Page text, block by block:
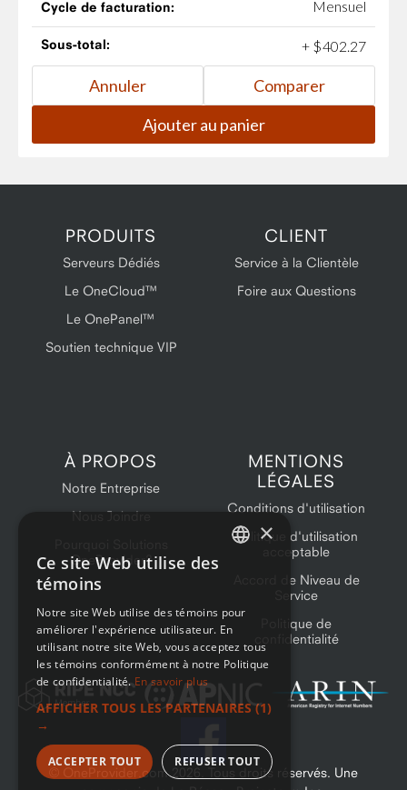
Cycle de facturation: Mensuel
Sous-total: + $402.27
PRODUITS
Serveurs Dédiés
Le OneCloud™
Le OnePanel™
Soutien technique VIP
CLIENT
Service à la Clientèle
Foire aux Questions
À PROPOS
Notre Entreprise
Nous Joindre
OneProvider?
MENTIONS
LÉGALES
Conditions d'utilisation
Politique d'utilisation
acceptable
Accord de Niveau de
Service
Politique de
confidentialité
© OneProvider.com
. Tous droits réservés. Une
×
Ce site Web utilise des
témoins
Notre site Web utilise des témoins pour
améliorer l'expérience utilisateur. En
utilisant notre site Web, vous acceptez tous
les témoins conformément à notre Politique
de confidentialité. En savoir plus
AFFICHER TOUS LES PARTENAIRES (1)
→
ACCEPTER TOUT REFUSER TOUT